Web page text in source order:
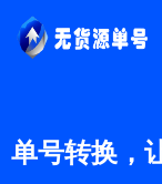
单号转换，